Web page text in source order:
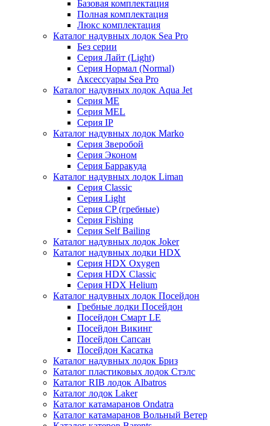
Базовая комплектация
Полная комплектация
Люкс комплектация
Каталог надувных лодок Sea Pro
Без серии
Серия Лайт (Light)
Серия Нормал (Normal)
Аксессуары Sea Pro
Каталог надувных лодок Aqua Jet
Серия ME
Серия MEL
Серия IP
Каталог надувных лодок Marko
Серия Зверобой
Серия Эконом
Серия Барракуда
Каталог надувных лодок Liman
Серия Classic
Серия Light
Серия CP (гребные)
Серия Fishing
Серия Self Bailing
Каталог надувных лодок Joker
Каталог надувных лодки HDX
Серия HDX Oxygen
Серия HDX Classic
Серия HDX Helium
Каталог надувных лодок Посейдон
Гребные лодки Посейдон
Посейдон Смарт LE
Посейдон Викинг
Посейдон Сапсан
Посейдон Касатка
Каталог надувных лодок Бриз
Каталог пластиковых лодок Стэлс
Каталог RIB лодок Albatros
Каталог лодок Laker
Каталог катамаранов Ondatra
Каталог катамаранов Вольный Ветер